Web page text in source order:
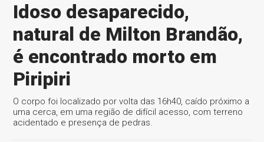
Idoso desaparecido,
natural de Milton Brandão,
é encontrado morto em
Piripiri
O corpo foi localizado por volta das 16h40, caído próximo a
uma cerca, em uma região de difícil acesso, com terreno
acidentado e presença de pedras.